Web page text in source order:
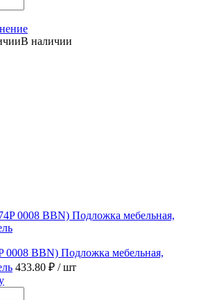
В наличии
0008 BBN) Подложка мебельная,
433.80 ₽ / шт